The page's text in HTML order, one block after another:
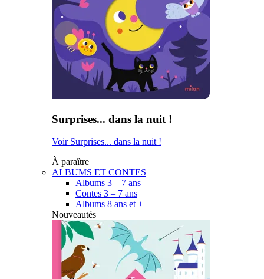
Surprises... dans la nuit !
Voir Surprises... dans la nuit !
À paraître
ALBUMS ET CONTES
Albums 3 – 7 ans
Contes 3 – 7 ans
Albums 8 ans et +
Nouveautés